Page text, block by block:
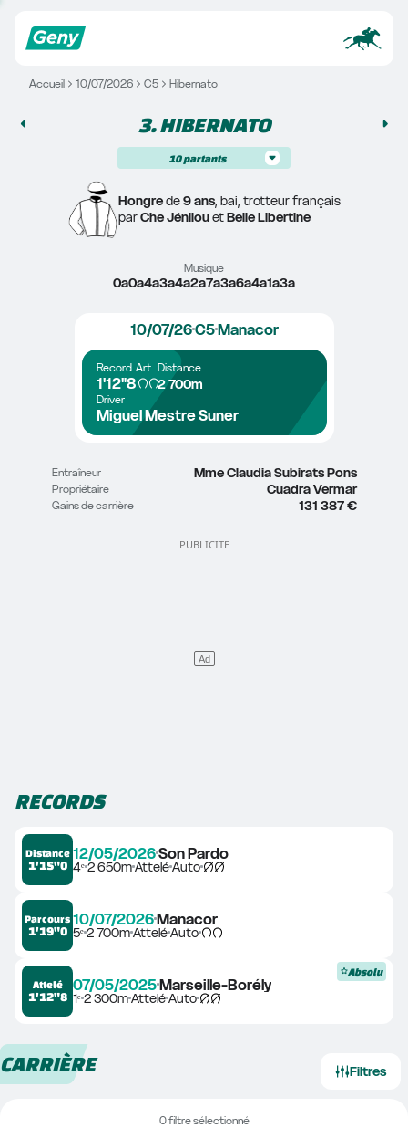
Accueil 10/07/2026 C5 Hibernato
3. HIBERNATO
10 partants
Hongre de 9 ans, bai, trotteur français
par Che Jénilou et Belle Libertine
Musique
0a0a4a3a4a2a7a3a6a4a1a3a
10/07/26C5Manacor
Record
1'12"8
Art. Distance
2 700m
Driver
Miguel Mestre Suner
Entraîneur Mme Claudia Subirats Pons
Propriétaire Cuadra Vermar
Gains de carrière 131 387 €
RECORDS
Distance
1'15"0
12/05/2026Son Pardo
4ᵉ2 650mAtteléAuto
Parcours
1'19"0
10/07/2026Manacor
5ᵉ2 700mAtteléAuto
Attelé
1'12"8
07/05/2025Marseille-Borély
1ᵉ2 300mAtteléAuto
Absolu
CARRIÈRE Filtres
0 filtre sélectionné